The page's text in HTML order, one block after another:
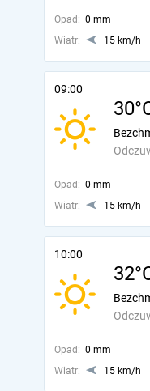
Opad: 0 mm
Wiatr:
15 km/h
09:00
Opad: 0 mm
Wiatr:
15 km/h
10:00
Opad: 0 mm
Wiatr:
15 km/h